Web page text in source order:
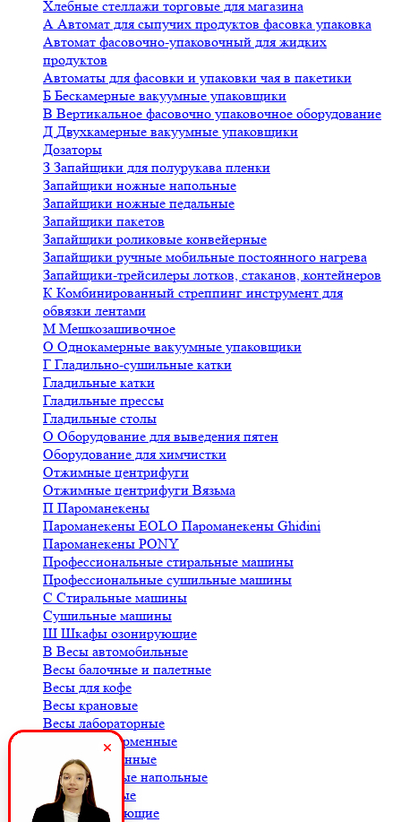
Хлебные стеллажи торговые для магазина
А Автомат для сыпучих продуктов фасовка упаковка
Автомат фасовочно-упаковочный для жидких
продуктов
Автоматы для фасовки и упаковки чая в пакетики
Б Бескамерные вакуумные упаковщики
В Вертикальное фасовочно упаковочное оборудование
Д Двухкамерные вакуумные упаковщики
Дозаторы
З Запайщики для полурукава пленки
Запайщики ножные напольные
Запайщики ножные педальные
Запайщики пакетов
Запайщики роликовые конвейерные
Запайщики ручные мобильные постоянного нагрева
Запайщики-трейсилеры лотков, стаканов, контейнеров
К Комбинированный стреппинг инструмент для
обвязки лентами
М Мешкозашивочное
О Однокамерные вакуумные упаковщики
Г Гладильно-сушильные катки
Гладильные катки
Гладильные прессы
Гладильные столы
О Оборудование для выведения пятен
Оборудование для химчистки
Отжимные центрифуги
Отжимные центрифуги Вязьма
П Пароманекены
Пароманекены EOLO Пароманекены Ghidini
Пароманекены PONY
Профессиональные стиральные машины
Профессиональные сушильные машины
С Стиральные машины
Сушильные машины
Ш Шкафы озонирующие
В Весы автомобильные
Весы балочные и палетные
Весы для кофе
Весы крановые
Весы лабораторные
Весы платформенные
Весы порционные
Весы товарные напольные
Весы торговые
Комплектующие